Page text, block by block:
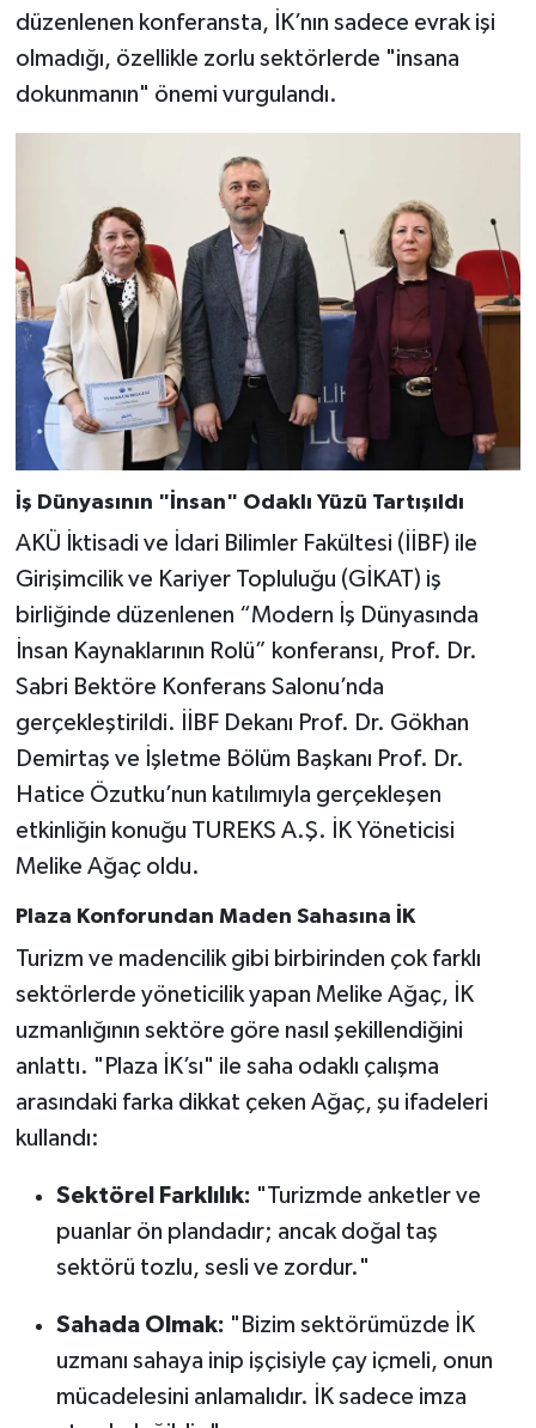
düzenlenen konferansta, İK’nın sadece evrak işi
olmadığı, özellikle zorlu sektörlerde "insana
dokunmanın" önemi vurgulandı.
İş Dünyasının "İnsan" Odaklı Yüzü Tartışıldı
AKÜ İktisadi ve İdari Bilimler Fakültesi (İİBF) ile
Girişimcilik ve Kariyer Topluluğu (GİKAT) iş
birliğinde düzenlenen “Modern İş Dünyasında
İnsan Kaynaklarının Rolü” konferansı, Prof. Dr.
Sabri Bektöre Konferans Salonu’nda
gerçekleştirildi. İİBF Dekanı Prof. Dr. Gökhan
Demirtaş ve İşletme Bölüm Başkanı Prof. Dr.
Hatice Özutku’nun katılımıyla gerçekleşen
etkinliğin konuğu TUREKS A.Ş. İK Yöneticisi
Melike Ağaç oldu.
Plaza Konforundan Maden Sahasına İK
Turizm ve madencilik gibi birbirinden çok farklı
sektörlerde yöneticilik yapan Melike Ağaç, İK
uzmanlığının sektöre göre nasıl şekillendiğini
anlattı. "Plaza İK’sı" ile saha odaklı çalışma
arasındaki farka dikkat çeken Ağaç, şu ifadeleri
kullandı:
Sektörel Farklılık: "Turizmde anketler ve
puanlar ön plandadır; ancak doğal taş
sektörü tozlu, sesli ve zordur."
Sahada Olmak: "Bizim sektörümüzde İK
uzmanı sahaya inip işçisiyle çay içmeli, onun
mücadelesini anlamalıdır. İK sadece imza